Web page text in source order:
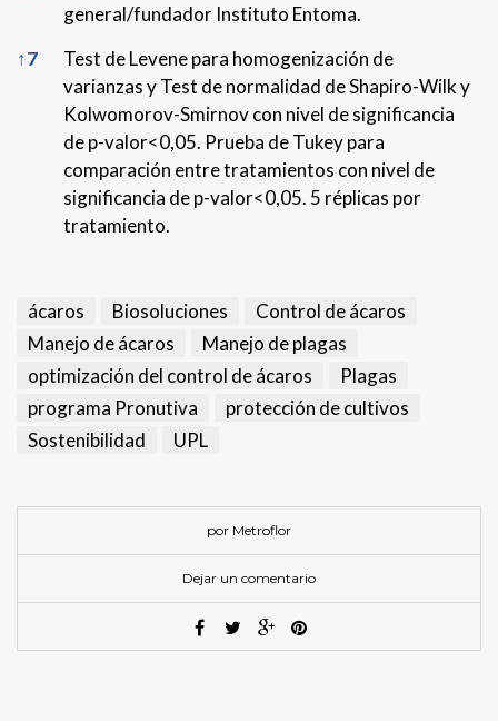
general/fundador Instituto Entoma.
↑7
Test de Levene para homogenización de
varianzas y Test de normalidad de Shapiro-Wilk y
Kolwomorov-Smirnov con nivel de significancia
de p-valor<0,05. Prueba de Tukey para
comparación entre tratamientos con nivel de
significancia de p-valor<0,05. 5 réplicas por
tratamiento.
ácaros Biosoluciones
Control de ácaros
Manejo de ácaros
Manejo de plagas
optimización del control de ácaros
Plagas
programa Pronutiva
protección de cultivos
Sostenibilidad
UPL
por Metroflor
Dejar un comentario